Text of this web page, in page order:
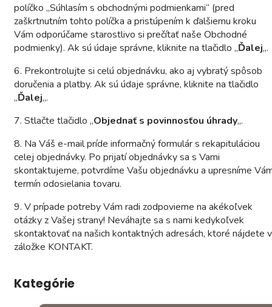
políčko „Súhlasím s obchodnými podmienkami“ (pred
zaškrtnutním tohto políčka a pristúpením k ďalšiemu kroku
Vám odporúčame starostlivo si prečítať naše Obchodné
podmienky). Ak sú údaje správne, kliknite na tlačidlo „Ďalej„.
6. Prekontrolujte si celú objednávku, ako aj vybratý spôsob
doručenia a platby. Ak sú údaje správne, kliknite na tlačidlo
„Ďalej„.
7. Stlačte tlačidlo „Objednať s povinnosťou úhrady„.
8. Na Váš e-mail príde informačný formulár s rekapituláciou
celej objednávky. Po prijatí objednávky sa s Vami
skontaktujeme, potvrdíme Vašu objednávku a upresníme
termín odosielania tovaru.
9. V prípade potreby Vám radi zodpovieme na akékoľvek
otázky z Vašej strany! Neváhajte sa s nami kedykoľvek
skontaktovať na našich kontaktných adresách, ktoré nájdete v
záložke KONTAKT.
Kategórie